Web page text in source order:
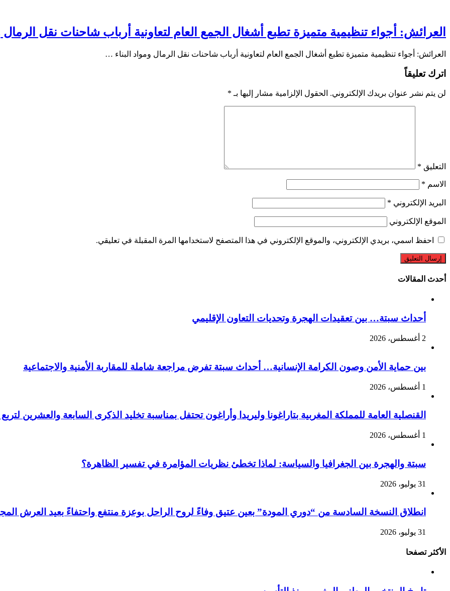
العرائش: أجواء تنظيمية متميزة تطبع أشغال الجمع العام لتعاونية أرباب شاحنات نقل الرمال
العرائش: أجواء تنظيمية متميزة تطبع أشغال الجمع العام لتعاونية أرباب شاحنات نقل الرمال ومواد البناء …
اترك تعليقاً
لن يتم نشر عنوان بريدك الإلكتروني. الحقول الإلزامية مشار إليها بـ *
التعليق *
الاسم *
البريد الإلكتروني *
الموقع الإلكتروني
احفظ اسمي، بريدي الإلكتروني، والموقع الإلكتروني في هذا المتصفح لاستخدامها المرة المقبلة في تعليقي.
أحدث المقالات
أحداث سبتة… بين تعقيدات الهجرة وتحديات التعاون الإقليمي
2 أغسطس، 2026
بين حماية الأمن وصون الكرامة الإنسانية… أحداث سبتة تفرض مراجعة شاملة للمقاربة الأمنية والاجتماعية
1 أغسطس، 2026
القنصلية العامة للمملكة المغربية بتاراغونا وليريدا وأراغون تحتفل بمناسبة تخليد الذكرى السابعة والعشرين
1 أغسطس، 2026
سبتة والهجرة بين الجغرافيا والسياسة: لماذا تخطئ نظريات المؤامرة في تفسير الظاهرة؟
31 يوليو، 2026
انطلاق النسخة السادسة من “دوري المودة” بعين عتيق وفاءً لروح الراحل بوعزة منتفع واحتفاءً بعيد العرش
31 يوليو، 2026
الأكثر تصفحا